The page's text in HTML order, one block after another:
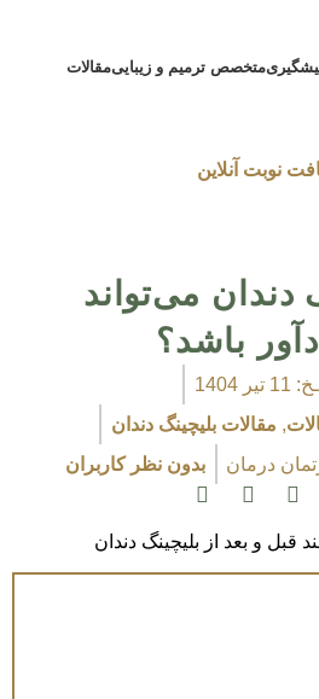
متخصص ترمیم و زیباییمقالات
نوبت آنلاین
دندان می‌تواند
باشد؟
11 تیر 1404
, مقالات بلیچینگ دندان
درمان بدون نظر کاربران